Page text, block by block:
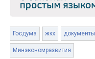
Госдума жкх документы
Минэкономразвития